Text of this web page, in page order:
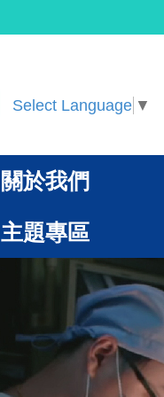
Select Language ▼
關於我們
主題專區